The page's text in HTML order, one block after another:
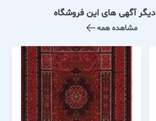
دیگر آگهی های این فروشگاه
مشاهده همه